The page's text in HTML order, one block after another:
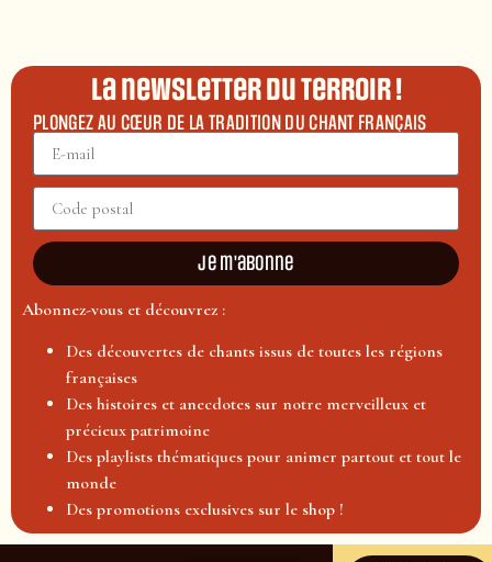
La newsletter du terroir !
PLONGEZ AU CŒUR DE LA TRADITION DU CHANT FRANÇAIS
Je m'abonne
Abonnez-vous et découvrez :
Des découvertes de chants issus de toutes les régions
françaises
Des histoires et anecdotes sur notre merveilleux et
précieux patrimoine
Des playlists thématiques pour animer partout et tout le
monde
Des promotions exclusives sur le shop !